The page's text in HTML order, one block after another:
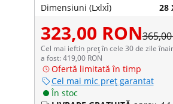
Dimensiuni (LxlxÎ) 28
323,00 RON
Cel mai ieftin preț în cele 30 de zile
a fost: 419,00 RON
Ofertă limitată în timp
Cel mai mic preț garantat
În stoc